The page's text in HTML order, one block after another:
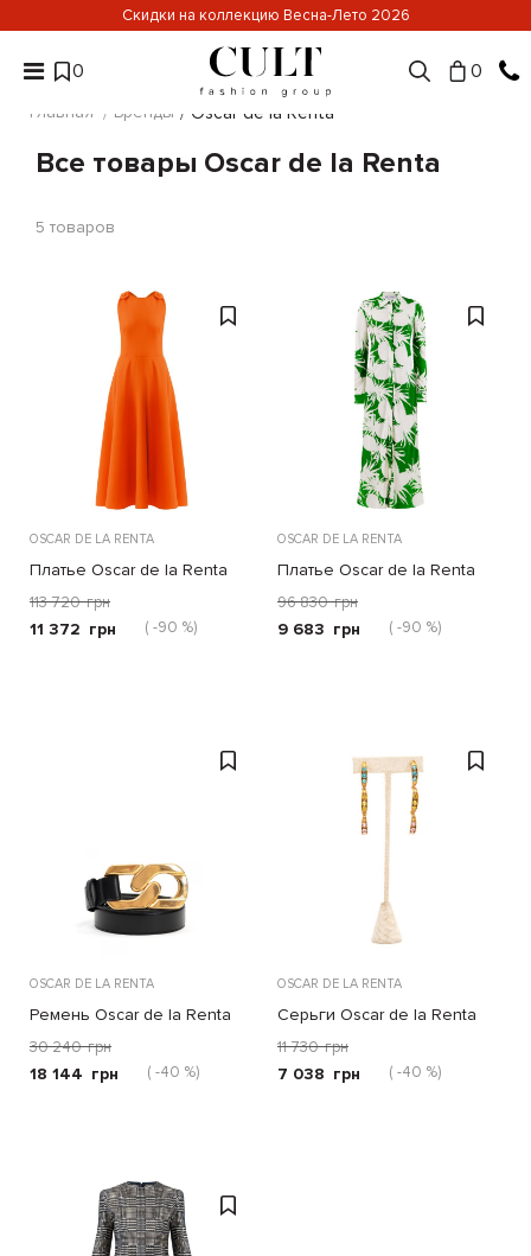
Скидки на коллекцию Весна-Лето 2026
0 0
Главная Бренды Oscar de la Renta
Все товары Oscar de la Renta
5 товаров
OSCAR DE LA RENTA
Платье Oscar de la Renta
оранжевое
113 720 грн
11 372 грн ( -90 %)
OSCAR DE LA RENTA
Платье Oscar de la Renta
зеленое
96 830 грн
9 683 грн ( -90 %)
OSCAR DE LA RENTA
Ремень Oscar de la Renta
черный
30 240 грн
18 144 грн ( -40 %)
OSCAR DE LA RENTA
Серьги Oscar de la Renta
TRIPLE PEAPOD DROP
золотые
11 730 грн
7 038 грн ( -40 %)